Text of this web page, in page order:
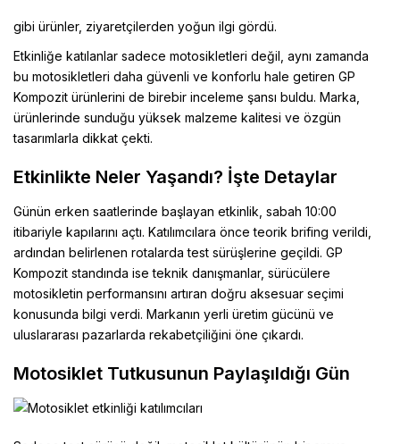
gibi ürünler, ziyaretçilerden yoğun ilgi gördü.
Etkinliğe katılanlar sadece motosikletleri değil, aynı zamanda
bu motosikletleri daha güvenli ve konforlu hale getiren GP
Kompozit ürünlerini de birebir inceleme şansı buldu. Marka,
ürünlerinde sunduğu yüksek malzeme kalitesi ve özgün
tasarımlarla dikkat çekti.
Etkinlikte Neler Yaşandı? İşte Detaylar
Günün erken saatlerinde başlayan etkinlik, sabah 10:00
itibariyle kapılarını açtı. Katılımcılara önce teorik brifing verildi,
ardından belirlenen rotalarda test sürüşlerine geçildi. GP
Kompozit standında ise teknik danışmanlar, sürücülere
motosikletin performansını artıran doğru aksesuar seçimi
konusunda bilgi verdi. Markanın yerli üretim gücünü ve
uluslararası pazarlarda rekabetçiliğini öne çıkardı.
Motosiklet Tutkusunun Paylaşıldığı Gün